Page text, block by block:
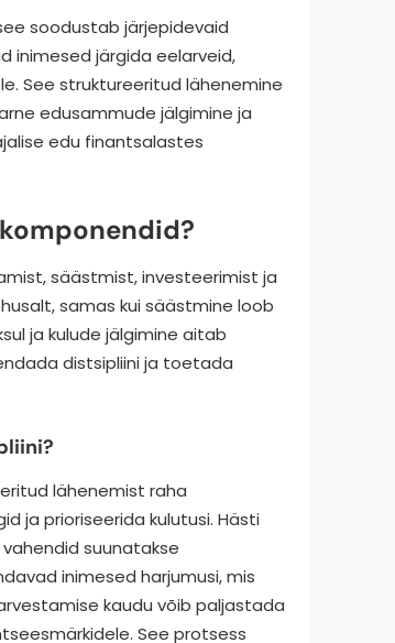
soodustab järjepidevaid
inimesed järgida eelarveid,
See struktureeritud lähenemine
edusammude jälgimine ja
edu finantsalastes
säästmist, investeerimist ja
samas kui säästmine loob
ja kulude jälgimine aitab
distsipliini ja toetada
lähenemist raha
ja prioriseerida kulutusi. Hästi
suunatakse
inimesed harjumusi, mis
kaudu võib paljastada
See protsess